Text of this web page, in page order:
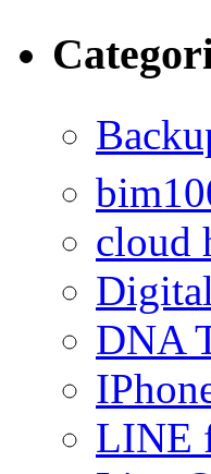
cloud
DNA
LINE